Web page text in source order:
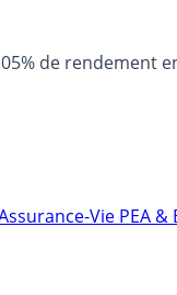
de rendement
Vie PEA &